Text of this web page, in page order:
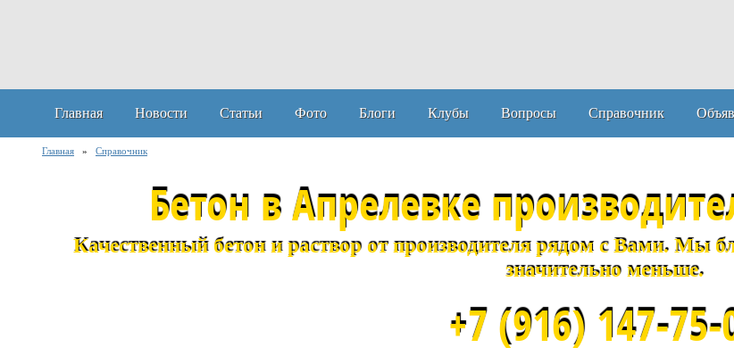
Главная Новости Статьи Фото Блоги Клубы Вопросы Справочник
Главная » Справочник
Бетон в Апрелевке
Качественный бетон и раствор от производителя рядом с Вами. Мы
значительно меньше.
+7 (916) 147-75-